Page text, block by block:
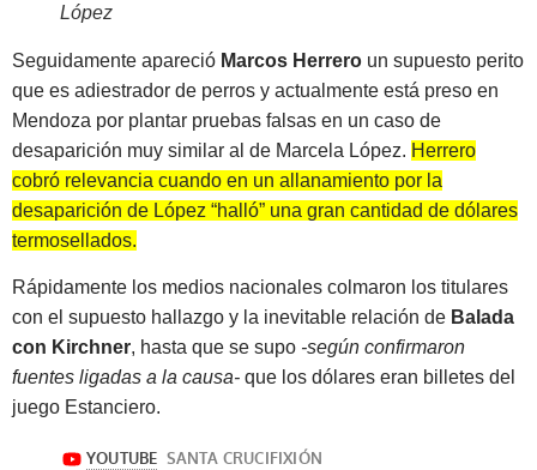
López
Seguidamente apareció Marcos Herrero un supuesto perito
que es adiestrador de perros y actualmente está preso en
Mendoza por plantar pruebas falsas en un caso de
desaparición muy similar al de Marcela López. Herrero
cobró relevancia cuando en un allanamiento por la
desaparición de López “halló” una gran cantidad de dólares
termosellados.
Rápidamente los medios nacionales colmaron los titulares
con el supuesto hallazgo y la inevitable relación de Balada
con Kirchner, hasta que se supo -según confirmaron
fuentes ligadas a la causa- que los dólares eran billetes del
juego Estanciero.